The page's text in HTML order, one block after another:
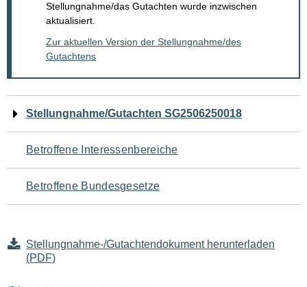
Stellungnahme/das Gutachten wurde inzwischen
aktualisiert.
Zur aktuellen Version der Stellungnahme/des
Gutachtens
Navigation
für
den
Seiteninhalt
Stellungnahme/Gutachten SG2506250018
Betroffene Interessenbereiche
Betroffene Bundesgesetze
Stellungnahme-/Gutachtendokument herunterladen
(PDF)